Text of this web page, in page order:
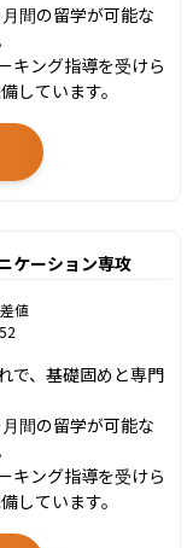
間の留学が可能な
キング指導を受けら
しています。
ケーション専攻
値
52
で、基礎固めと専門
間の留学が可能な
キング指導を受けら
しています。